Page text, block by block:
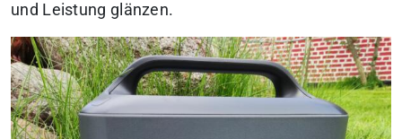
und Leistung glänzen.